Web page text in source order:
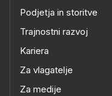
Podjetja in storitve
Trajnostni razvoj
Kariera
Za vlagatelje
Za medije